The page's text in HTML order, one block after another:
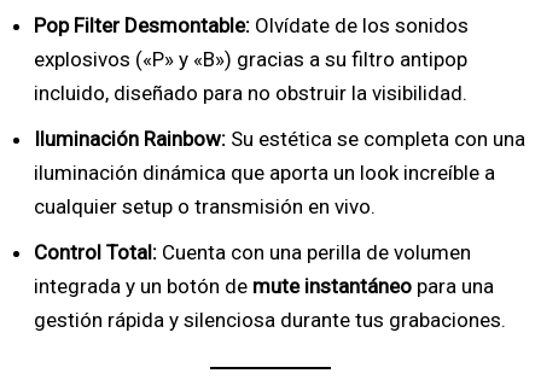
Pop Filter Desmontable: Olvídate de los sonidos
explosivos («P» y «B») gracias a su filtro antipop
incluido, diseñado para no obstruir la visibilidad.
Iluminación Rainbow: Su estética se completa con una
iluminación dinámica que aporta un look increíble a
cualquier setup o transmisión en vivo.
Control Total: Cuenta con una perilla de volumen
integrada y un botón de mute instantáneo para una
gestión rápida y silenciosa durante tus grabaciones.